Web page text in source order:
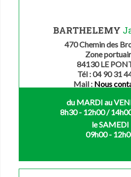
BARTHELEMY
470 Chemin des
Zone
84130 LE
Tél : 04 90 31
Mail : Nous
du MARDI au
8h30 - 12h00 /
le SAMEDI
09h00 -